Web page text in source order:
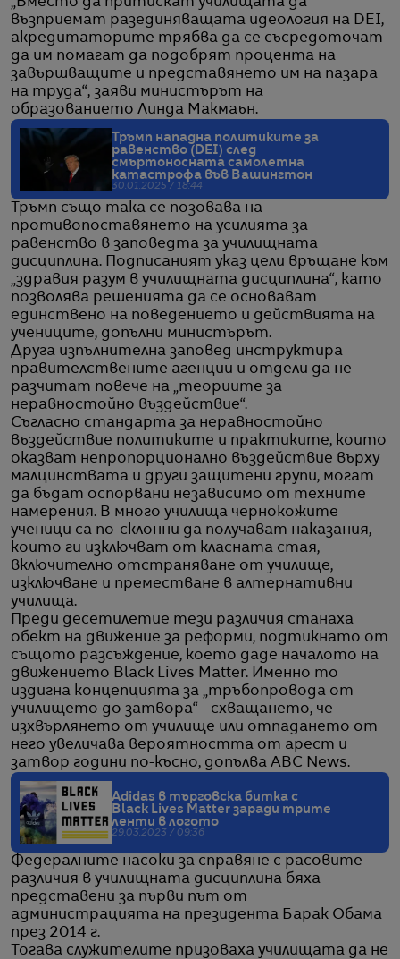
възприемат разединяващата идеология на DEI,
акредитаторите трябва да се съсредоточат
да им помагат да подобрят процента на
завършващите и представянето им на пазара
на труда“, заяви министърът на
образованието Линда Макмаън.
Тръмп нападна политиките за
равенство (DEI) след
смъртоносната самолетна
катастрофа във Вашингтон
30.01.2025 / 18:44
Тръмп също така се позовава на
противопоставянето на усилията за
равенство в заповедта за училищната
дисциплина. Подписаният указ цели връщане към
„здравия разум в училищната дисциплина“, като
позволява решенията да се основават
единствено на поведението и действията на
учениците, допълни министърът.
Друга изпълнителна заповед инструктира
правителствените агенции и отдели да не
разчитат повече на „теориите за
неравностойно въздействие“.
Съгласно стандарта за неравностойно
въздействие политиките и практиките, които
оказват непропорционално въздействие върху
малцинствата и други защитени групи, могат
да бъдат оспорвани независимо от техните
намерения. В много училища чернокожите
ученици са по-склонни да получават наказания,
които ги изключват от класната стая,
включително отстраняване от училище,
изключване и преместване в алтернативни
училища.
Преди десетилетие тези различия станаха
обект на движение за реформи, подтикнато от
същото разсъждение, което даде началото на
движението Black Lives Matter. Именно то
издигна концепцията за „тръбопровода от
училището до затвора“ - схващането, че
изхвърлянето от училище или отпадането от
него увеличава вероятността от арест и
затвор години по-късно, допълва ABC News.
Adidas в търговска битка с
Black Lives Matter заради трите
ленти в логото
29.03.2023 / 09:36
Федералните насоки за справяне с расовите
различия в училищната дисциплина бяха
представени за първи път от
администрацията на президента Барак Обама
през 2014 г.
Тогава служителите призоваха училищата да не